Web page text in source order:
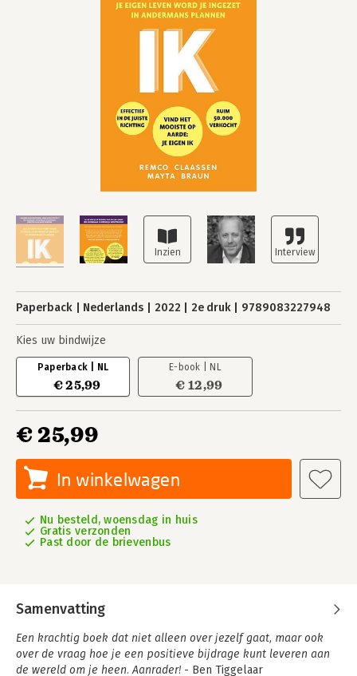
Paperback Nederlands 2022 2e druk 9789083227948
Kies uw bindwijze
Paperback | NL
€ 25,99
E-book | NL
€ 12,99
€ 25,99
In winkelwagen
Nu besteld, woensdag in huis
Gratis verzonden
Past door de brievenbus
Samenvatting
Een krachtig boek dat niet alleen over jezelf gaat, maar ook
over de vraag hoe je een positieve bijdrage kunt leveren aan
de wereld om je heen. Aanrader! - Ben Tiggelaar